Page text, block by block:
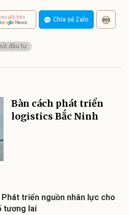
dõi trên Chia sẻ Zalo
đầu tư
Bàn cách phát triển
logistics Bắc Ninh
Phát triển nguồn nhân lực cho
tương lai